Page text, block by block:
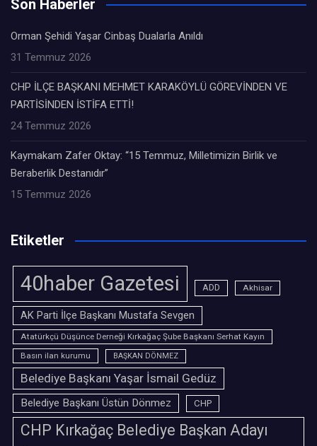
Son Haberler
Orman Şehidi Yaşar Cinbaş Dualarla Anıldı
31 Temmuz 2026
CHP İLÇE BAŞKANI MEHMET KARAKÖYLÜ GÖREVİNDEN VE
PARTİSİNDEN İSTİFA ETTİ!
24 Temmuz 2026
Kaymakam Zafer Oktay: “15 Temmuz, Milletimizin Birlik ve
Beraberlik Destanıdır”
15 Temmuz 2026
Etiketler
40haber Gazetesi ADD Akhisar
AK Parti İlçe Başkanı Mustafa Sevgen
Atatürkçü Düşünce Derneği Kırkağaç Şube Başkanı Serhat Kayın
Basın ilan kurumu
BAŞKAN DÖNMEZ
Belediye Başkanı Yaşar İsmail Gedüz
Belediye Başkanı Üstün Dönmez CHP
CHP Kırkağaç Belediye Başkan Adayı